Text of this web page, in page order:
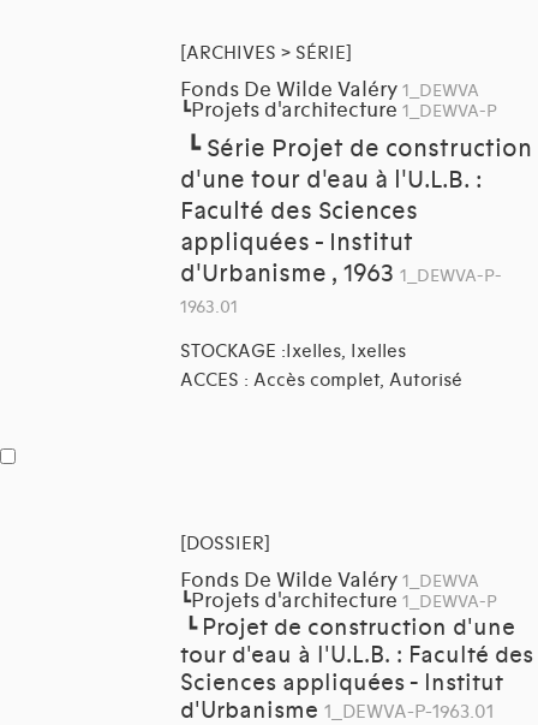
[ARCHIVES > SÉRIE]
Fonds De Wilde Valéry 1_DEWVA
┗Projets d'architecture 1_DEWVA-P
┗ Série Projet de construction
d'une tour d'eau à l'U.L.B. :
Faculté des Sciences
appliquées - Institut
d'Urbanisme , 1963 1_DEWVA-P-
1963.01
STOCKAGE :Ixelles, Ixelles
ACCES : Accès complet, Autorisé
[DOSSIER]
Fonds De Wilde Valéry 1_DEWVA
┗Projets d'architecture 1_DEWVA-P
┗ Projet de construction d'une
tour d'eau à l'U.L.B. : Faculté des
Sciences appliquées - Institut
d'Urbanisme 1_DEWVA-P-1963.01